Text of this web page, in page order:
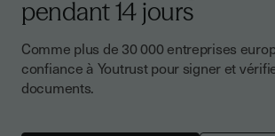
pendant 14 jours
Comme plus de 30 000 entreprises
confiance à Youtrust pour signer et
documents.